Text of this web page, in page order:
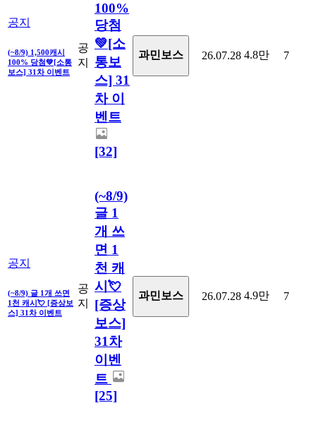
공지
(~8/9) 1,500캐시
100% 당첨💚[소통
보스] 31차 이벤트
공
지
100%
당첨
💚[소
통보
스] 31
차 이
벤트
[32]
과민보스 26.07.28 4.8만 7
공지
(~8/9) 글 1개 쓰면
1천 캐시💘 [증상보
스] 31차 이벤트
공
지
(~8/9)
글 1
개 쓰
면 1
천 캐
시💘
[증상
보스]
31차
이벤
트
[25]
과민보스 26.07.28 4.9만 7